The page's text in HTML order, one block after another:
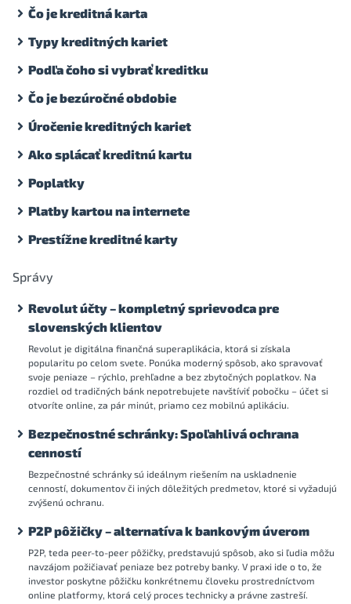
Čo je kreditná karta
Typy kreditných kariet
Podľa čoho si vybrať kreditku
Čo je bezúročné obdobie
Úročenie kreditných kariet
Ako splácať kreditnú kartu
Poplatky
Platby kartou na internete
Prestížne kreditné karty
Správy
Revolut účty – kompletný sprievodca pre
slovenských klientov
Revolut je digitálna finančná superaplikácia, ktorá si získala
popularitu po celom svete. Ponúka moderný spôsob, ako spravovať
svoje peniaze – rýchlo, prehľadne a bez zbytočných poplatkov. Na
rozdiel od tradičných bánk nepotrebujete navštíviť pobočku – účet si
otvoríte online, za pár minút, priamo cez mobilnú aplikáciu.
Bezpečnostné schránky: Spoľahlivá ochrana
cenností
Bezpečnostné schránky sú ideálnym riešením na uskladnenie
cenností, dokumentov či iných dôležitých predmetov, ktoré si vyžadujú
zvýšenú ochranu.
P2P pôžičky – alternatíva k bankovým úverom
P2P, teda peer-to-peer pôžičky, predstavujú spôsob, ako si ľudia môžu
navzájom požičiavať peniaze bez potreby banky. V praxi ide o to, že
investor poskytne pôžičku konkrétnemu človeku prostredníctvom
online platformy, ktorá celý proces technicky a právne zastreší.